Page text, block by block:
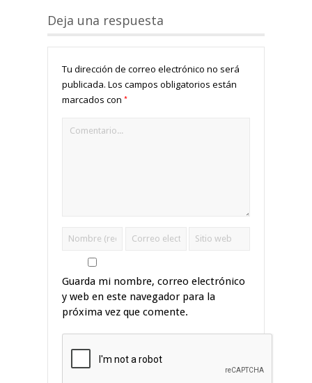
Deja una respuesta
Tu dirección de correo electrónico no será
publicada. Los campos obligatorios están
marcados con *
Guarda mi nombre, correo electrónico
y web en este navegador para la
próxima vez que comente.